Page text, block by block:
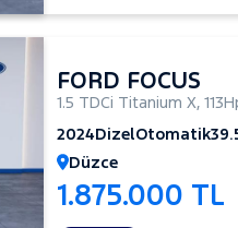
FORD FOCUS
1.5 TDCi Titanium X,
2024DizelOtomatik
Düzce
1.875.000 TL